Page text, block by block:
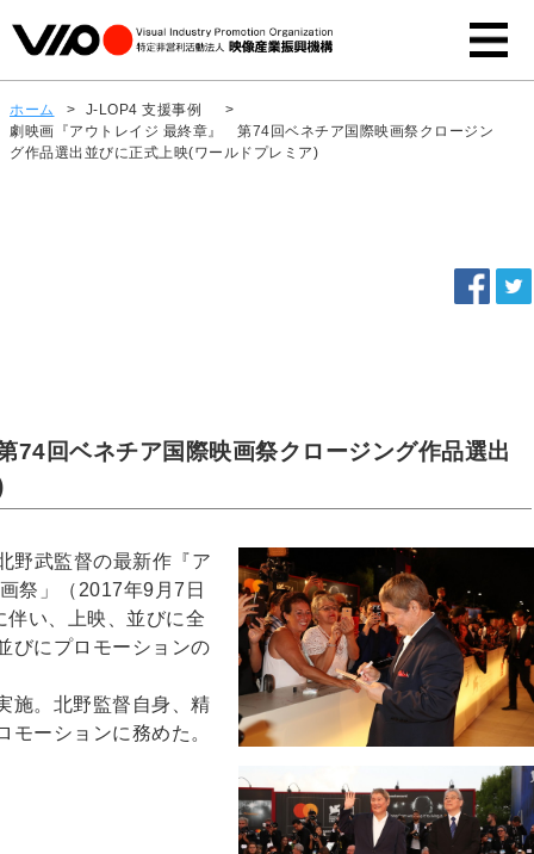
ホーム > J-LOP4 支援事例
>
劇映画『アウトレイジ 最終章』 第74回ベネチア国際映画祭クロージン
グ作品選出並びに正式上映(ワールドプレミア)
回ベネチア国際映画祭クロージング作品選出
野武監督の最新作『ア
祭」（2017年9月7日
い、上映、並びに全
びにプロモーションの
施。北野監督自身、精
ーションに務めた。